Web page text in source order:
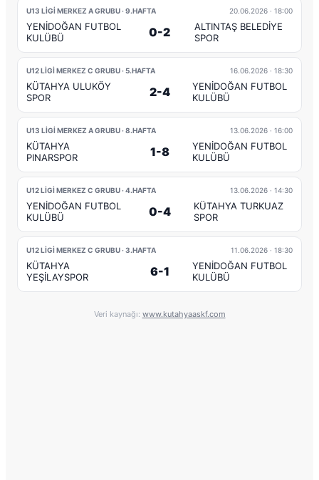
U13 LİGİ MERKEZ A GRUBU · 9.HAFTA 20.06.2026 · 18:00
YENİDOĞAN FUTBOL
KULÜBÜ
0-2
ALTINTAŞ BELEDİYE
SPOR
U12 LİGİ MERKEZ C GRUBU · 5.HAFTA 16.06.2026 · 18:30
KÜTAHYA ULUKÖY
SPOR
2-4
YENİDOĞAN FUTBOL
KULÜBÜ
U13 LİGİ MERKEZ A GRUBU · 8.HAFTA 13.06.2026 · 16:00
KÜTAHYA
PINARSPOR
1-8
YENİDOĞAN FUTBOL
KULÜBÜ
U12 LİGİ MERKEZ C GRUBU · 4.HAFTA 13.06.2026 · 14:30
YENİDOĞAN FUTBOL
KULÜBÜ
0-4
KÜTAHYA TURKUAZ
SPOR
U12 LİGİ MERKEZ C GRUBU · 3.HAFTA 11.06.2026 · 18:30
KÜTAHYA
YEŞİLAYSPOR
6-1
YENİDOĞAN FUTBOL
KULÜBÜ
Veri kaynağı: www.kutahyaaskf.com